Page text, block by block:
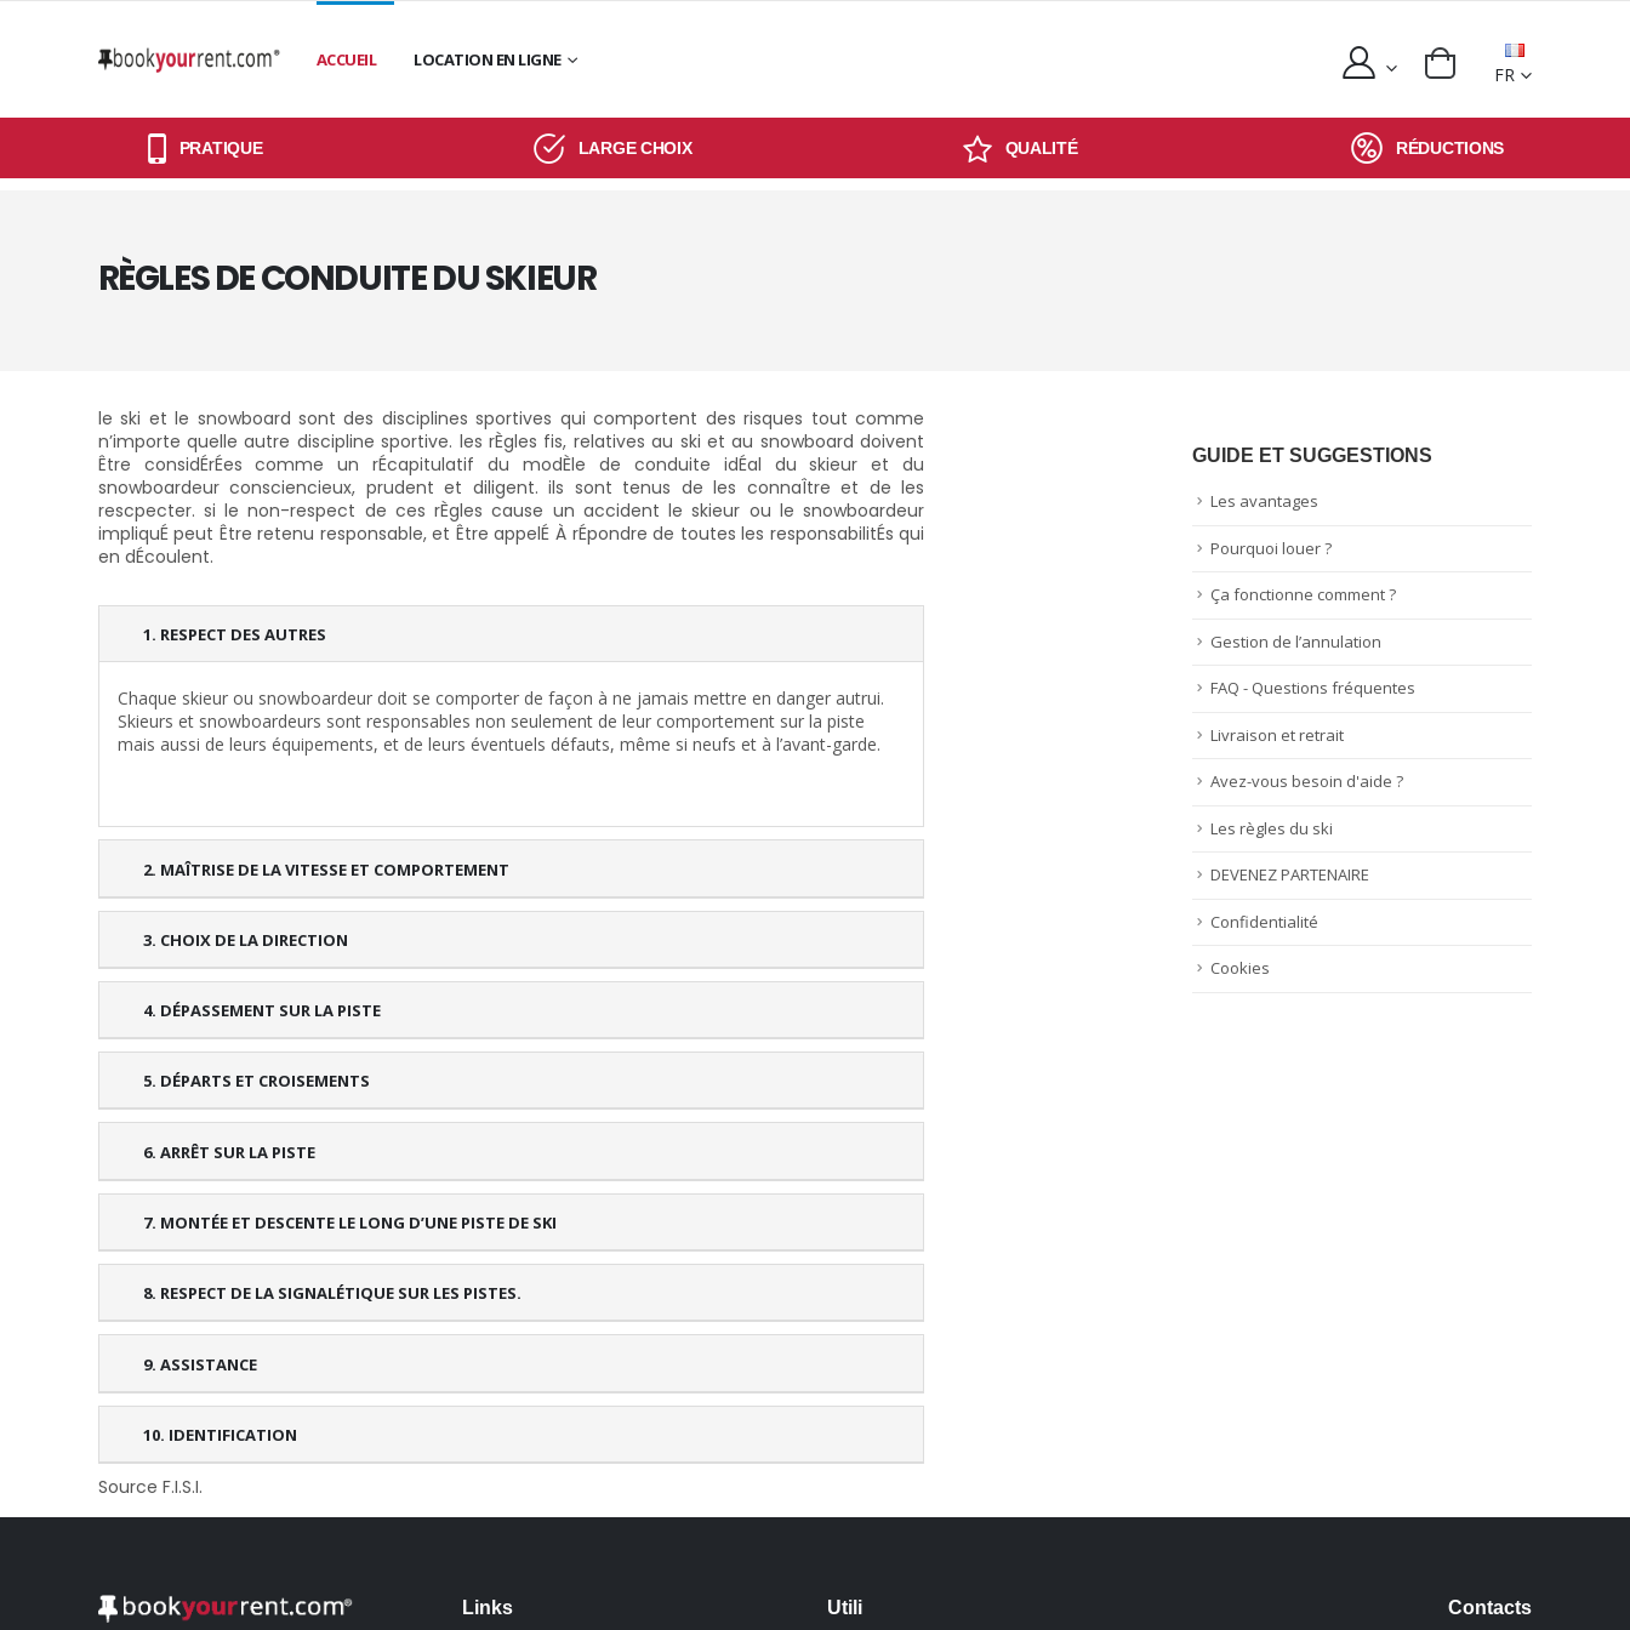
ACCUEIL LOCATION EN LIGNE
FR
PRATIQUE LARGE CHOIX QUALITÉ RÉDUCTIONS
RÈGLES DE CONDUITE DU SKIEUR
le ski et le snowboard sont des disciplines sportives qui comportent des risques tout comme
n’importe quelle autre discipline sportive. les rÈgles fis, relatives au ski et au snowboard doivent
Être considÉrÉes comme un rÉcapitulatif du modÈle de conduite idÉal du skieur et du
snowboardeur consciencieux, prudent et diligent. ils sont tenus de les connaÎtre et de les
rescpecter. si le non-respect de ces rÈgles cause un accident le skieur ou le snowboardeur
impliquÉ peut Être retenu responsable, et Être appelÉ À rÉpondre de toutes les responsabilitÉs qui
en dÉcoulent.
1. RESPECT DES AUTRES
Chaque skieur ou snowboardeur doit se comporter de façon à ne jamais mettre en danger autrui.
Skieurs et snowboardeurs sont responsables non seulement de leur comportement sur la piste
mais aussi de leurs équipements, et de leurs éventuels défauts, même si neufs et à l’avant-garde.
2. MAÎTRISE DE LA VITESSE ET COMPORTEMENT
3. CHOIX DE LA DIRECTION
4. DÉPASSEMENT SUR LA PISTE
5. DÉPARTS ET CROISEMENTS
6. ARRÊT SUR LA PISTE
7. MONTÉE ET DESCENTE LE LONG D’UNE PISTE DE SKI
8. RESPECT DE LA SIGNALÉTIQUE SUR LES PISTES.
9. ASSISTANCE
10. IDENTIFICATION
Source F.I.S.I.
GUIDE ET SUGGESTIONS
Les avantages
Pourquoi louer ?
Ça fonctionne comment ?
Gestion de l’annulation
FAQ - Questions fréquentes
Livraison et retrait
Avez-vous besoin d'aide ?
Les règles du ski
DEVENEZ PARTENAIRE
Confidentialité
Cookies
Links Utili Contacts